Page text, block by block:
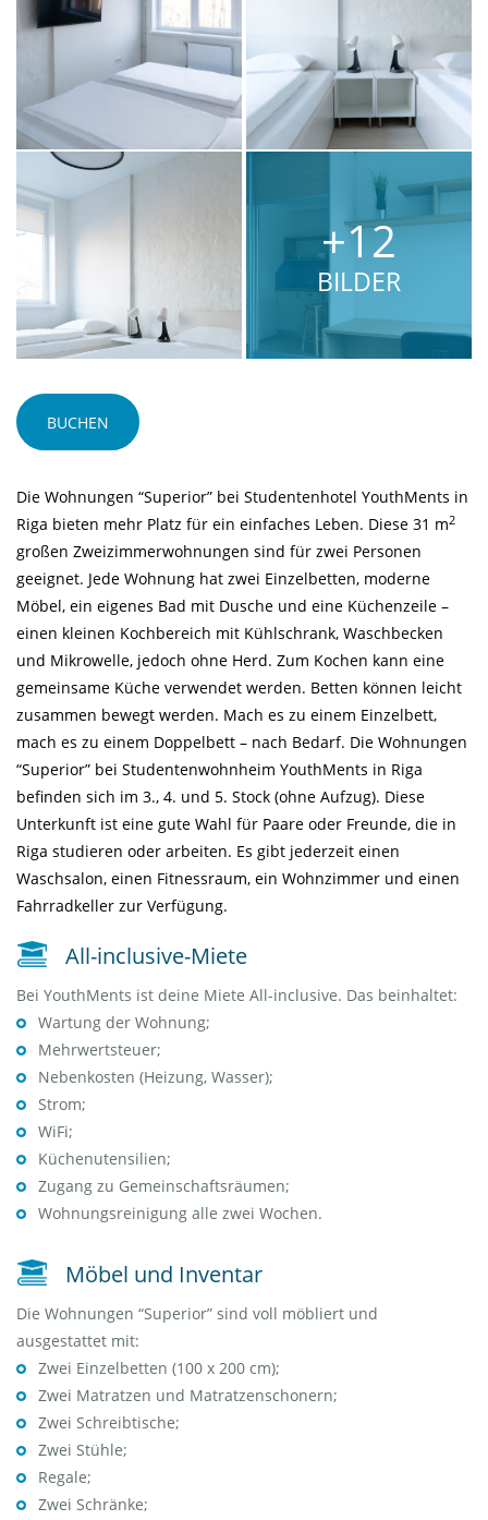
BUCHEN
Die Wohnungen “Superior” bei Studentenhotel YouthMents in
Riga bieten mehr Platz für ein einfaches Leben. Diese 31 m2
großen Zweizimmerwohnungen sind für zwei Personen
geeignet. Jede Wohnung hat zwei Einzelbetten, moderne
Möbel, ein eigenes Bad mit Dusche und eine Küchenzeile –
einen kleinen Kochbereich mit Kühlschrank, Waschbecken
und Mikrowelle, jedoch ohne Herd. Zum Kochen kann eine
gemeinsame Küche verwendet werden. Betten können leicht
zusammen bewegt werden. Mach es zu einem Einzelbett,
mach es zu einem Doppelbett – nach Bedarf. Die Wohnungen
“Superior” bei Studentenwohnheim YouthMents in Riga
befinden sich im 3., 4. und 5. Stock (ohne Aufzug). Diese
Unterkunft ist eine gute Wahl für Paare oder Freunde, die in
Riga studieren oder arbeiten. Es gibt jederzeit einen
Waschsalon, einen Fitnessraum, ein Wohnzimmer und einen
Fahrradkeller zur Verfügung.
All-inclusive-Miete
Bei YouthMents ist deine Miete All-inclusive. Das beinhaltet:
Wartung der Wohnung;
Mehrwertsteuer;
Nebenkosten (Heizung, Wasser);
Strom;
WiFi;
Küchenutensilien;
Zugang zu Gemeinschaftsräumen;
Wohnungsreinigung alle zwei Wochen.
Möbel und Inventar
Die Wohnungen “Superior” sind voll möbliert und
ausgestattet mit:
Zwei Einzelbetten (100 x 200 cm);
Zwei Matratzen und Matratzenschonern;
Zwei Schreibtische;
Zwei Stühle;
Regale;
Zwei Schränke;
+12
BILDER